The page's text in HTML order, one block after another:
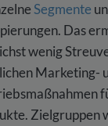
Segmente
Das
wenig
Marketing-
Zielgruppen